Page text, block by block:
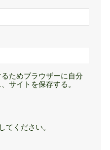
ためブラウザーに自分
サイトを保存する。
てください。